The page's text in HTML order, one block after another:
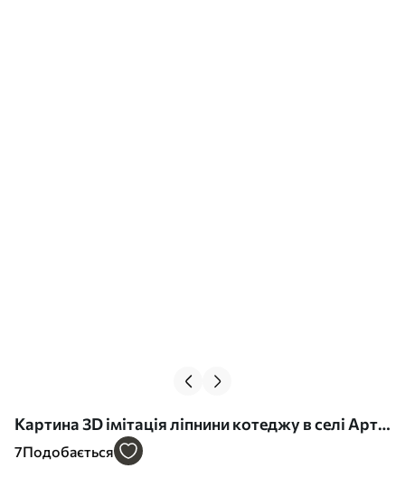
Картина 3D імітація ліпнини котеджу в селі Арт.
s41878
7Подобається